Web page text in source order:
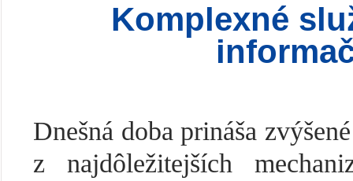
Komplexné
Dnešná doba prináša
z najdôležitejších